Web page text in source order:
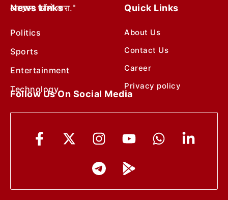
आम्हाला फॉलो करा."
News Links
Politics
Sports
Entertainment
Technology
Quick Links
About Us
Contact Us
Career
Privacy policy
Follow Us On Social Media